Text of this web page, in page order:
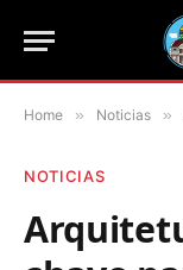
Home » Noticias »
NOTICIAS